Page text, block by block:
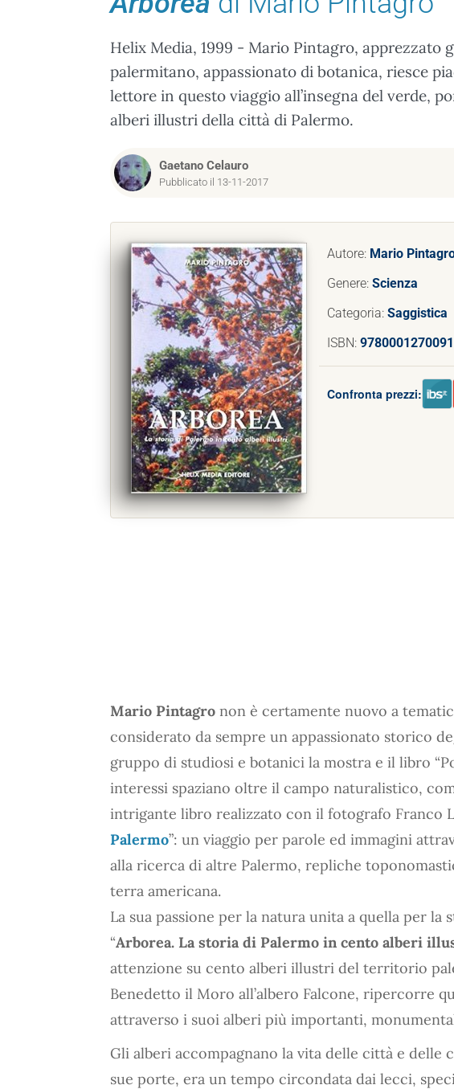
Helix Media, 1999 - Mario Pintagro, apprezzato
palermitano, appassionato di botanica, riesce
lettore in questo viaggio all’insegna del verde,
alberi illustri della città di Palermo.
Gaetano Celauro
Pubblicato il 13-11-2017
Autore: Mario
Genere: Scienza
Categoria: Saggistica
ISBN: 9780001270091
Confronta prezzi:
Mario Pintagro non è certamente nuovo a
considerato da sempre un appassionato storico
gruppo di studiosi e botanici la mostra e il libro
interessi spaziano oltre il campo naturalistico,
intrigante libro realizzato con il fotografo Franco
Palermo”: un viaggio per parole ed immagini
alla ricerca di altre Palermo, repliche
terra americana.
La sua passione per la natura unita a quella per la
“Arborea. La storia di Palermo in cento alberi
attenzione su cento alberi illustri del territorio
Benedetto il Moro all’albero Falcone, ripercorre
attraverso i suoi alberi più importanti,
Gli alberi accompagnano la vita delle città e delle
sue porte, era un tempo circondata dai lecci,